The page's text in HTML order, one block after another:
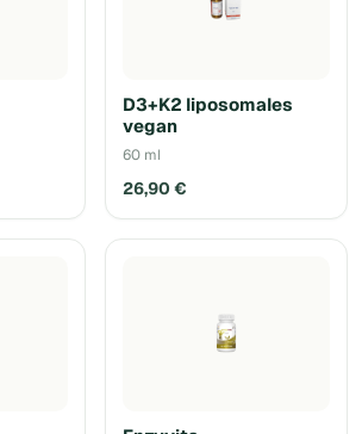
D3+K2 liposomales
vegan
60 ml
26,90 €